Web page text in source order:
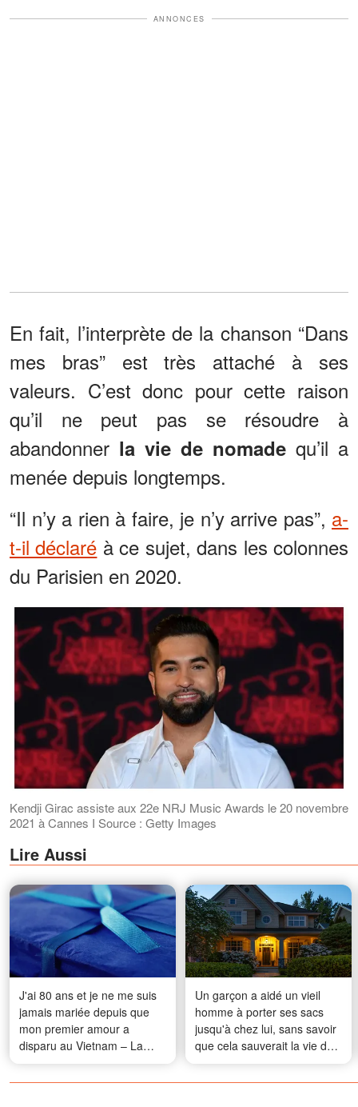
ANNONCES
En fait, l’interprète de la chanson “Dans
mes bras” est très attaché à ses
valeurs. C’est donc pour cette raison
qu’il ne peut pas se résoudre à
abandonner la vie de nomade qu’il a
menée depuis longtemps.
“Il n’y a rien à faire, je n’y arrive pas”, a-
t-il déclaré à ce sujet, dans les colonnes
du Parisien en 2020.
Kendji Girac assiste aux 22e NRJ Music Awards le 20 novembre
2021 à Cannes I Source : Getty Images
Lire Aussi
J'ai 80 ans et je ne me suis
jamais mariée depuis que
mon premier amour a
disparu au Vietnam – La
semaine dernière, un
inconnu qui lui ressemblait
Un garçon a aidé un vieil
homme à porter ses sacs
jusqu'à chez lui, sans savoir
que cela sauverait la vie de
sa mère